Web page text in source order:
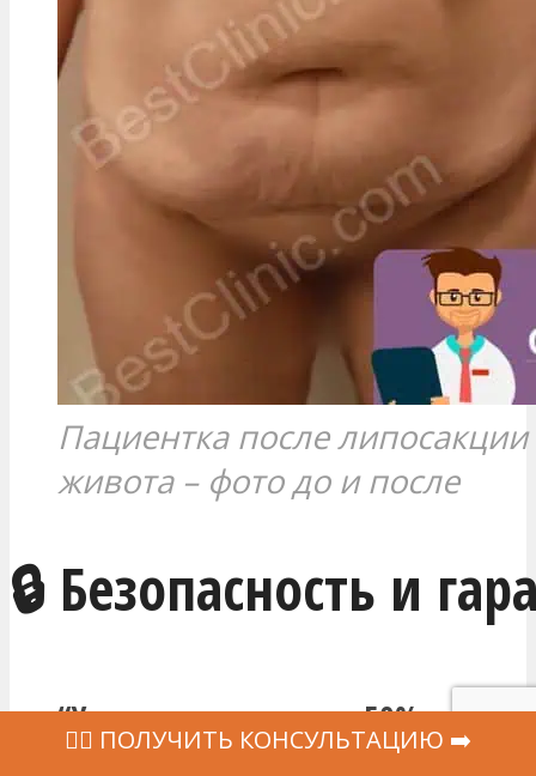
Пациентка после
живота – фото до и после
🔒 Безопасность и
“Успех липосакции на 50%
хирургической техники и на 50%
‍👩‍⚕ ПОЛУЧИТЬ КОНСУЛЬТАЦИЮ ➡️